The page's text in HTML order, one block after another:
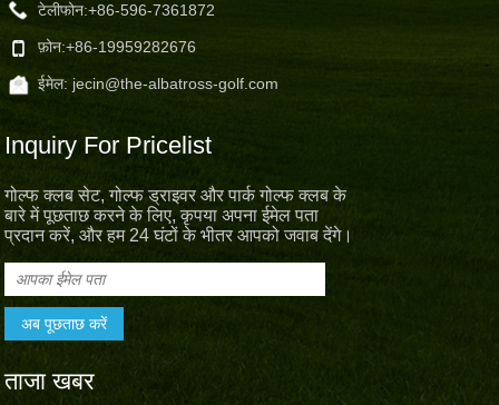
टेलीफोन:+86-596-7361872
फ़ोन:+86-19959282676
ईमेल: jecin@the-albatross-golf.com
Inquiry For Pricelist
गोल्फ क्लब सेट, गोल्फ ड्राइवर और पार्क गोल्फ क्लब के
बारे में पूछताछ करने के लिए, कृपया अपना ईमेल पता
प्रदान करें, और हम 24 घंटों के भीतर आपको जवाब देंगे।
ताजा खबर